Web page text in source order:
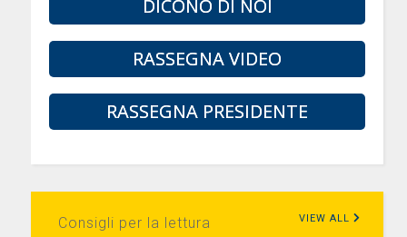
DICONO DI NOI
RASSEGNA VIDEO
RASSEGNA PRESIDENTE
Consigli per la lettura VIEW ALL